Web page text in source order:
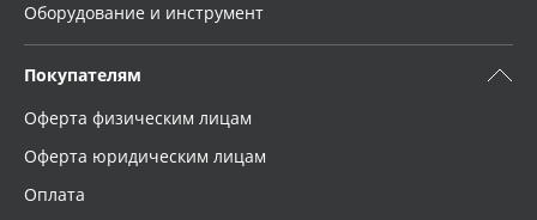
Оборудование и инструмент
Покупателям
Оферта физическим лицам
Оферта юридическим лицам
Оплата